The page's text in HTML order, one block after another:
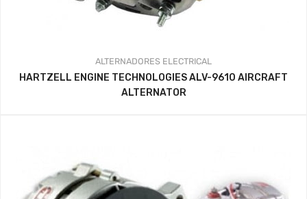
ALTERNADORES ELECTRICAL
HARTZELL ENGINE TECHNOLOGIES ALV-9610 AIRCRAFT
ALTERNATOR